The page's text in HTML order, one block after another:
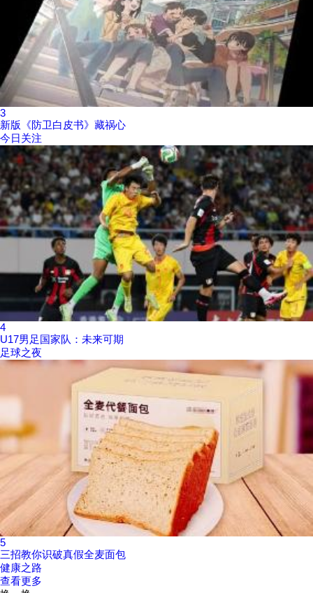
3
新版《防卫白皮书》藏祸心
今日关注
4
U17男足国家队：未来可期
足球之夜
5
三招教你识破真假全麦面包
健康之路
查看更多